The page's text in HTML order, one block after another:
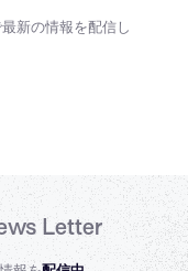
新の情報を配信し
Letter